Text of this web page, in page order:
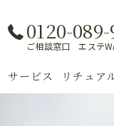
0120-
ご相談窓口 エステ
サービス リチュア